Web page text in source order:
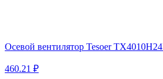
Осевой вентилятор Tesoer
460.21 ₽